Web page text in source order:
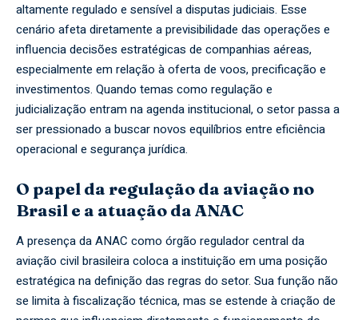
altamente regulado e sensível a disputas judiciais. Esse
cenário afeta diretamente a previsibilidade das operações e
influencia decisões estratégicas de companhias aéreas,
especialmente em relação à oferta de voos, precificação e
investimentos. Quando temas como regulação e
judicialização entram na agenda institucional, o setor passa a
ser pressionado a buscar novos equilíbrios entre eficiência
operacional e segurança jurídica.
O papel da regulação da aviação no
Brasil e a atuação da ANAC
A presença da ANAC como órgão regulador central da
aviação civil brasileira coloca a instituição em uma posição
estratégica na definição das regras do setor. Sua função não
se limita à fiscalização técnica, mas se estende à criação de